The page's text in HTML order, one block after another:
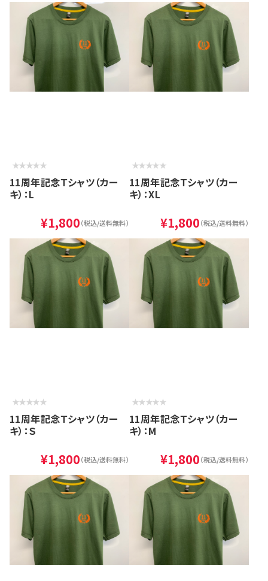
11周年記念Ｔシャツ（カー
キ）：L
¥1,800（税込/送料無料）
11周年記念Ｔシャツ（カー
キ）：XL
¥1,800（税込/送料無料）
11周年記念Ｔシャツ（カー
キ）：Ｓ
¥1,800（税込/送料無料）
11周年記念Ｔシャツ（カー
キ）：M
¥1,800（税込/送料無料）